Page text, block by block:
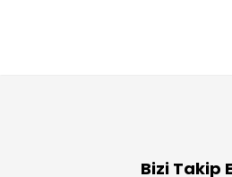
Bizi Takip